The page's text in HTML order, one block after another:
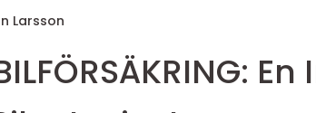
Larsson